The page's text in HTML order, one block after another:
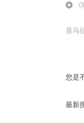
喜马
您是
最新